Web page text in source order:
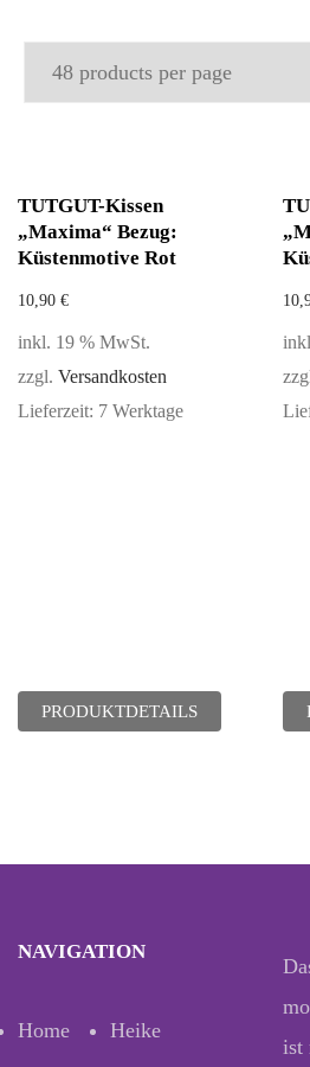
TUTGUT-Kissen
„Maxima“ Bezug:
Küstenmotive Rot
10,90 €
inkl. 19 % MwSt.
zzgl. Versandkosten
Lieferzeit: 7 Werktage
PRODUKTDETAILS
NAVIGATION
Home
Heike
ist